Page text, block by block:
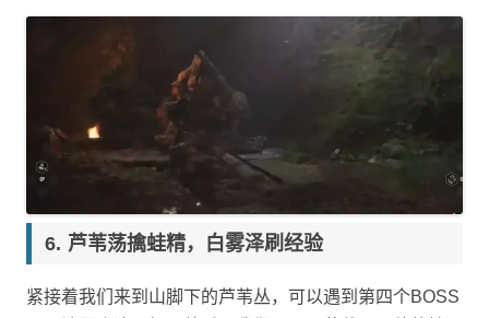
芦苇荡擒蛙精，白雾泽刷经验
紧接着我们来到山脚下的芦苇丛，可以遇到第四个BOSS